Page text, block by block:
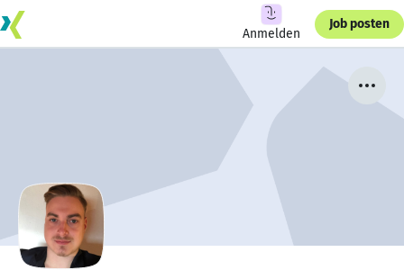
Anmelden
Job posten